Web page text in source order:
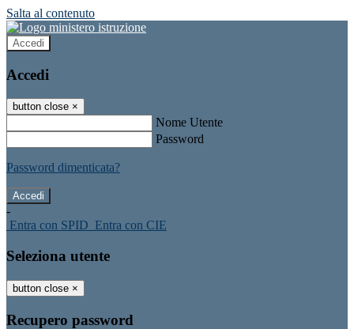
Salta al contenuto
Accedi
Accedi
button close ×
Nome Utente
Password
Password dimenticata?
-
Entra con SPID Entra con CIE
Seleziona utente
button close ×
Recupero password